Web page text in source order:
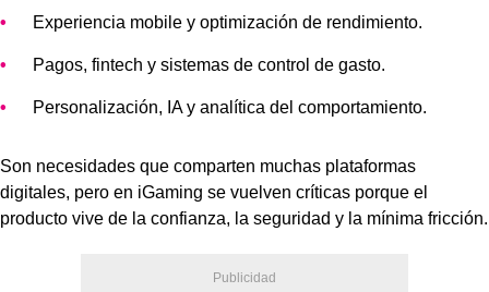
Experiencia mobile y optimización de rendimiento.
Pagos, fintech y sistemas de control de gasto.
Personalización, IA y analítica del comportamiento.
Son necesidades que comparten muchas plataformas
digitales, pero en iGaming se vuelven críticas porque el
producto vive de la confianza, la seguridad y la mínima fricción.